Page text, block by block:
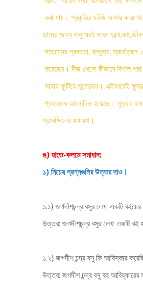
করা যায়। প্রকৃতির ঘনিষ্ঠ আসার
তাদের মধ্যে মানুষেরই মতো
সাহায্যের প্রবণতা, বন্ধুত্ব, স্বার্থত্যাগ
করেছেন। বীজ থেকে কীভাবে বিশাল
ভাষায় ফুটিয়ে তুলেছেন। এইভাবেই
প্রবন্ধের আলোচিত হয়েছে। সুতরাং
প্রাসঙ্গিক ও যথাযথ।
ঙ) হাতে-কলমে সমাধান:
১) নিচের প্রশ্নগুলির উত্তর দাও।
১.১) জগদীশচন্দ্র বসুর লেখা একটি বইয়ের
উত্তর: জগদীশচন্দ্র বসুর লেখা একটি
১.২) জগদীশ চন্দ্র বসু কি আবিস্কার
উত্তর: জগদীশ চন্দ্র বসু বহু